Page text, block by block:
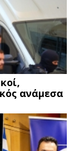
ανάμεσα